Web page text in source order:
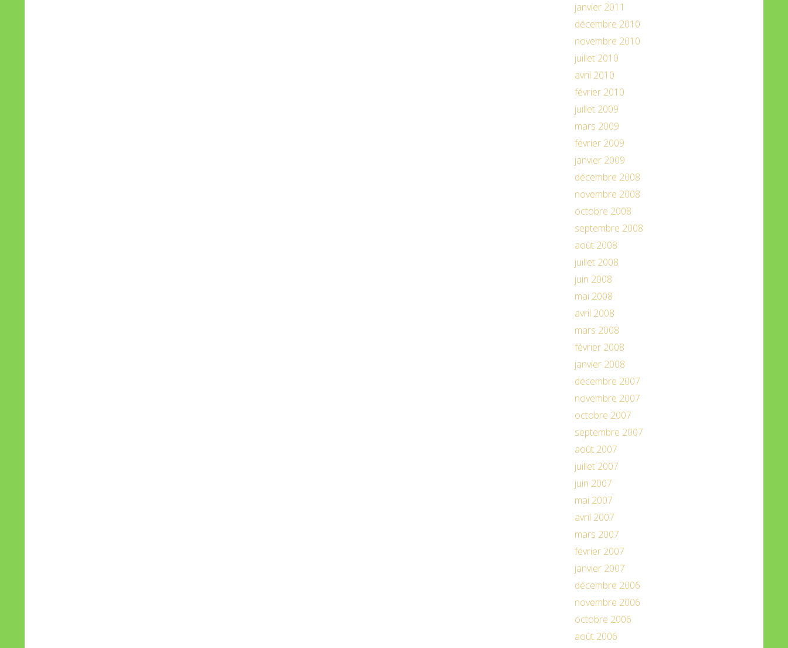
janvier 2011
décembre 2010
novembre 2010
juillet 2010
avril 2010
février 2010
juillet 2009
mars 2009
février 2009
janvier 2009
décembre 2008
novembre 2008
octobre 2008
septembre 2008
août 2008
juillet 2008
juin 2008
mai 2008
avril 2008
mars 2008
février 2008
janvier 2008
décembre 2007
novembre 2007
octobre 2007
septembre 2007
août 2007
juillet 2007
juin 2007
mai 2007
avril 2007
mars 2007
février 2007
janvier 2007
décembre 2006
novembre 2006
octobre 2006
août 2006